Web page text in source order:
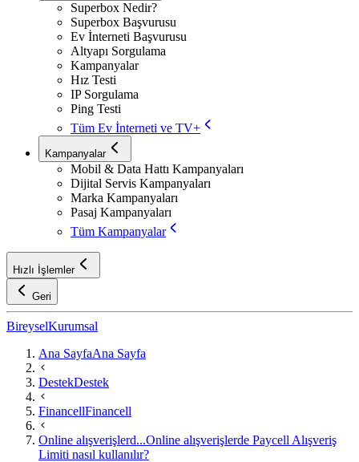
Superbox Nedir?
Superbox Başvurusu
Ev İnterneti Başvurusu
Altyapı Sorgulama
Kampanyalar
Hız Testi
IP Sorgulama
Ping Testi
Tüm Ev İnterneti ve TV+
Kampanyalar
Mobil & Data Hattı Kampanyaları
Dijital Servis Kampanyaları
Marka Kampanyaları
Pasaj Kampanyaları
Tüm Kampanyalar
Hızlı İşlemler
Geri
BireyselKurumsal
Ana SayfaAna Sayfa
DestekDestek
FinancellFinancell
Online alışverişlerd...Online alışverişlerde Paycell Alışveriş
Limiti nasıl kullanılır?